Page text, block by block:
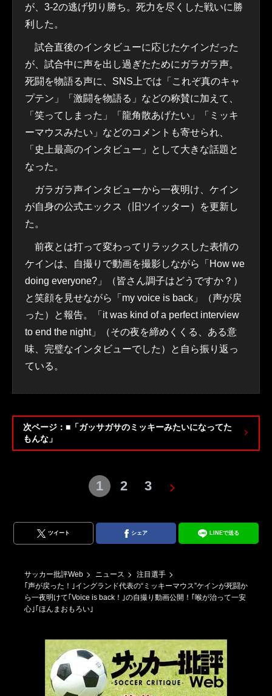
が、3-2の逃げ切り勝ち。死力を尽くした戦いに勝
利した。
試合直後のインタビューに応じたケインだった
が、試合中に声を出し過ぎたためにガラガラ声。
死闘を物語る声に、SNS上では「これぞ真のキャ
プテン」「激闘を物語る」などの称賛に加えて、
「笑ってしまった」「龍角散あげたい」「ミッキ
ーマウスみたい」などのコメントも寄せられ、
「史上最高のインタビュー」として大きな話題と
なった。
ガラガラ声インタビューから一夜明け、ケイン
が自身の公式エックス（旧ツイッター）を更新し
た。
前夜とは打って変わってリラックスした表情の
ケインは、自撮りで動画を撮影しながら「How we
doing everyone?」（皆さん調子はどうですか？）
と笑顔を見せながら「my voice is back」（声が戻
った）と報告。「it was kind of a perfect interview
to end the night」（その夜を締めくくる、ある意
味、完璧なインタビューでした）と自ら振り返っ
ている。
次ページ：■「ガッサガサのミッキーみたいになってた
もんな」
1 2 3
ツイート シェア LINEで送る
サッカー批評Web ニュース
注目選手
｢声が戻った！｣イングランド代表の“ミッキーマウス”ケインが死闘か
ら一夜明けて｢Voice is back！｣の自撮り動画公開！｢喉が治って一安
心｣｢ほんまおもろい｣